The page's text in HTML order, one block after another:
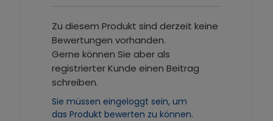
Zu diesem Produkt sind derzeit keine
Bewertungen vorhanden.
Gerne können Sie aber als
registrierter Kunde einen Beitrag
schreiben.
Sie müssen eingeloggt sein, um
das Produkt bewerten zu können.